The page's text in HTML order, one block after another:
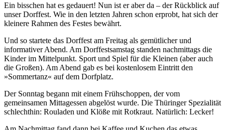
Ein bisschen hat es gedauert! Nun ist er aber da – der Rückblick auf
unser Dorffest. Wie in den letzten Jahren schon erprobt, hat sich der
kleinere Rahmen des Festes bewährt.
Und so startete das Dorffest am Freitag als gemütlicher und
informativer Abend. Am Dorffestsamstag standen nachmittags die
Kinder im Mittelpunkt. Sport und Spiel für die Kleinen (aber auch
die Großen). Am Abend gab es bei kostenlosem Eintritt den
»Sommertanz« auf dem Dorfplatz.
Der Sonntag begann mit einem Frühschoppen, der vom
gemeinsamen Mittagessen abgelöst wurde. Die Thüringer Spezialität
schlechthin: Rouladen und Klöße mit Rotkraut. Natürlich: Lecker!